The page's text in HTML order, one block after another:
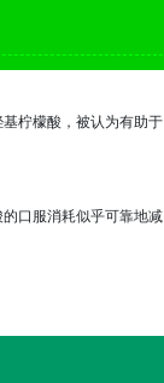
柠檬酸，被认为有助于
口服消耗似乎可靠地减